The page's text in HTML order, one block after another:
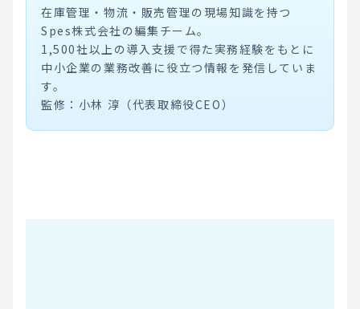
在庫管理・物流・販売管理の現場知識を持つ
Spes株式会社の編集チーム。
1,500社以上の導入支援で得た実務経験をもとに
中小企業の業務改善に役立つ情報を発信していま
す。
監修：小林 淳（代表取締役CEO）